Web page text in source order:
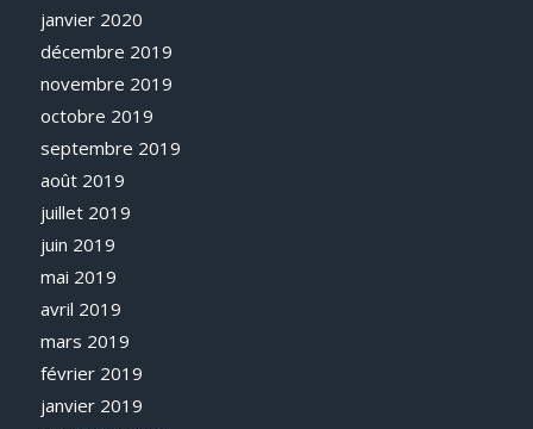
janvier 2020
décembre 2019
novembre 2019
octobre 2019
septembre 2019
août 2019
juillet 2019
juin 2019
mai 2019
avril 2019
mars 2019
février 2019
janvier 2019